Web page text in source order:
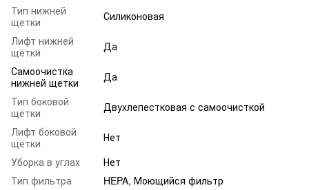
Тип нижней
щетки
Силиконовая
Лифт нижней
щётки
Да
Самоочистка
нижней щетки
Да
Тип боковой
щётки
Двухлепестковая с самоочисткой
Лифт боковой
щётки
Нет
Уборка в углах
Нет
Тип фильтра
HEPA, Моющийся фильтр